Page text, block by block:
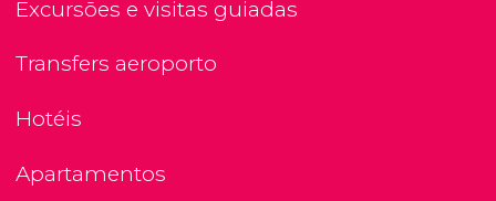
Excursões e visitas guiadas
Transfers aeroporto
Hotéis
Apartamentos